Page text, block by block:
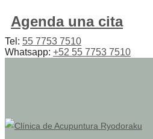
Agenda una cita
Tel: 55 7753 7510
Whatsapp: +52 55 7753 7510